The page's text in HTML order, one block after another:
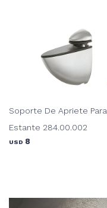
Soporte De Apriete Para
Estante 284.00.002
USD 8